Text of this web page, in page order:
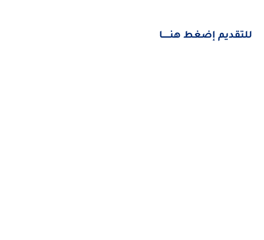
للتقديم إضغط هنــــــا